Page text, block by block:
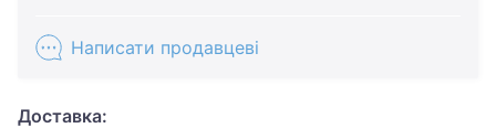
Написати продавцеві
Доставка: